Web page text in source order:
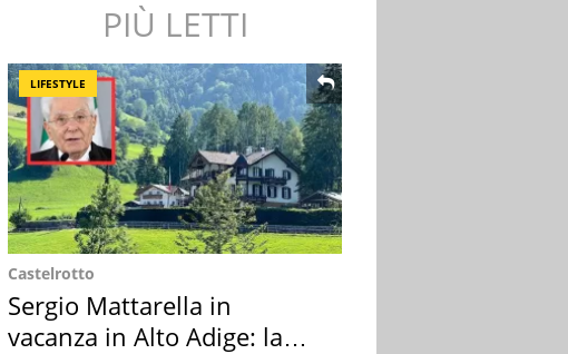
PIÙ LETTI
LIFESTYLE
Castelrotto
Sergio Mattarella in
vacanza in Alto Adige: la